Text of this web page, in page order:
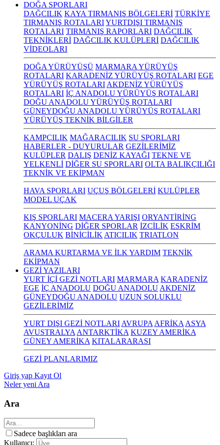
DOĞA SPORLARI
DAĞCILIK KAYA TIRMANIŞ BÖLGELERİ TÜRKİYE
TIRMANIŞ ROTALARIYURTDIŞI TIRMANIŞ
ROTALARI TIRMANIŞ RAPORLARI DAĞCILIK
TEKNİKLERİ DAĞCILIK KULÜPLERİ DAĞCILIK
VİDEOLARI
DOĞA YÜRÜYÜŞÜ MARMARA YÜRÜYÜŞ
ROTALARI KARADENİZ YÜRÜYÜŞ ROTALARI EGE
YÜRÜYÜŞ ROTALARI AKDENİZ YÜRÜYÜŞ
ROTALARI İÇ ANADOLU YÜRÜYÜŞ ROTALARI
DOĞU ANADOLU YÜRÜYÜŞ ROTALARI
GÜNEYDOĞU ANADOLU YÜRÜYÜŞ ROTALARI
YÜRÜYÜŞ TEKNİK BİLGİLER
KAMPÇILIK MAĞARACILIK SU SPORLARI
HABERLER - DUYURULAR GEZİLERİMİZ
KULÜPLER DALIŞ DENİZ KAYAĞI TEKNE VE
YELKENLİ DİĞER SU SPORLARI OLTA BALIKÇILIĞI
TEKNİK VE EKİPMAN
HAVA SPORLARI UÇUŞ BÖLGELERİ KULÜPLER
MODEL UÇAK
KIŞ SPORLARI MACERA YARIŞI ORYANTİRİNG
KANYONİNG DİĞER SPORLAR İZCİLİK ESKRİM
OKÇULUK BİNİCİLİK ATICILIK TRIATLON
ARAMA KURTARMA VE İLK YARDIM TEKNİK
EKİPMAN
GEZİ YAZILARI
YURT İÇİ GEZİ NOTLARI MARMARA KARADENİZ
EGE İÇ ANADOLU DOĞU ANADOLU AKDENİZ
GÜNEYDOĞU ANADOLU UZUN SOLUKLU
GEZİLERİMİZ
YURT DIŞI GEZİ NOTLARI AVRUPA AFRİKA ASYA
AVUSTRALYA ANTARKTİKA KUZEY AMERİKA
GÜNEY AMERİKA KITALARARASI
GEZİ PLANLARIMIZ
Giriş yap Kayıt Ol
Neler yeni Ara
Ara
Sadece başlıkları ara
Kullanıcı: